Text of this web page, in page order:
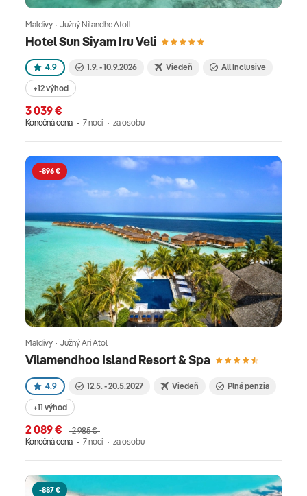
Hotel Sun Siyam Iru Veli
Maldivy · Južný Nilandhe Atoll
4.9 1.9. - 10.9.2026 Viedeň All Inclusive
+12 výhod
3 039 €
Konečná cena 7 nocí za osobu
-896 €
Vilamendhoo Island Resort & Spa
Maldivy · Južný Ari Atol
4.9 12.5. - 20.5.2027 Viedeň Plná penzia
+11 výhod
2 089 €
2 985 €
Konečná cena
7 nocí za osobu
-887 €